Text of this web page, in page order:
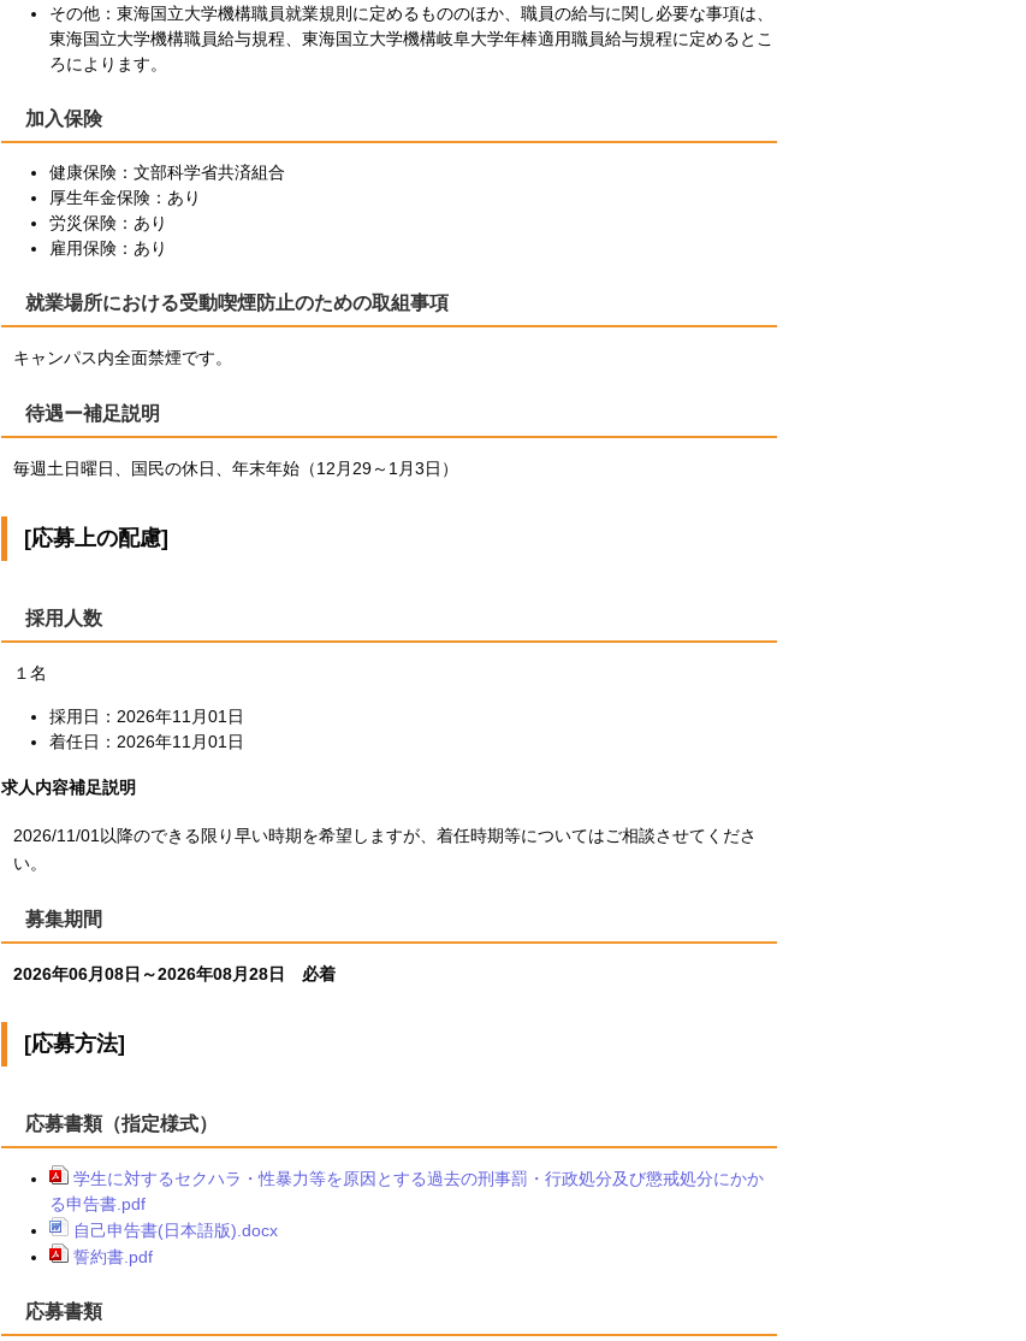
その他：東海国立大学機構職員就業規則に定めるもののほか、職員の給与に関し必要な事項は、
東海国立大学機構職員給与規程、東海国立大学機構岐阜大学年棒適用職員給与規程に定めるとこ
ろによります。
加入保険
健康保険：文部科学省共済組合
厚生年金保険：あり
労災保険：あり
雇用保険：あり
就業場所における受動喫煙防止のための取組事項
キャンパス内全面禁煙です。
待遇ー補足説明
毎週土日曜日、国民の休日、年末年始（12月29～1月3日）
[応募上の配慮]
採用人数
１名
採用日：2026年11月01日
着任日：2026年11月01日
求人内容補足説明
2026/11/01以降のできる限り早い時期を希望しますが、着任時期等についてはご相談させてくださ
い。
募集期間
2026年06月08日～2026年08月28日 必着
[応募方法]
応募書類（指定様式）
学生に対するセクハラ・性暴力等を原因とする過去の刑事罰・行政処分及び懲戒処分にかか
る申告書.pdf
自己申告書(日本語版).docx
誓約書.pdf
応募書類